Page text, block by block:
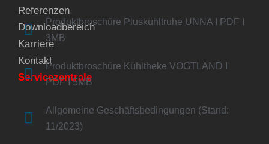
Produktbroschüre Pluskühltruhe UNNA I PDF I
3MB
Produktbroschüre Kühltheke VOGTLAND I
PDF I 5MB
Allgemeine Geschäftsbedingungen (Stand:
11/2023)
Referenzen
Downloadbereich
Karriere
Kontakt
Servicezentrale